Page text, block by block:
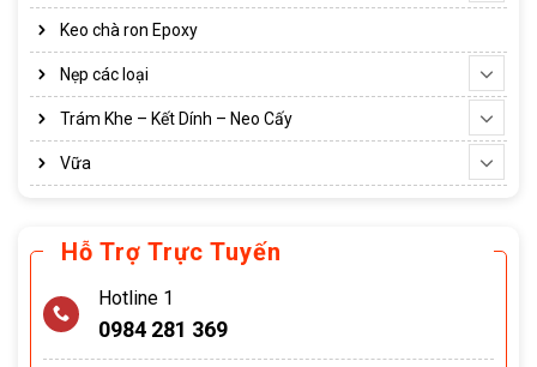
Keo chà ron Epoxy
Nẹp các loại
Trám Khe – Kết Dính – Neo Cấy
Vữa
Hỗ Trợ Trực Tuyến
Hotline 1
0984 281 369